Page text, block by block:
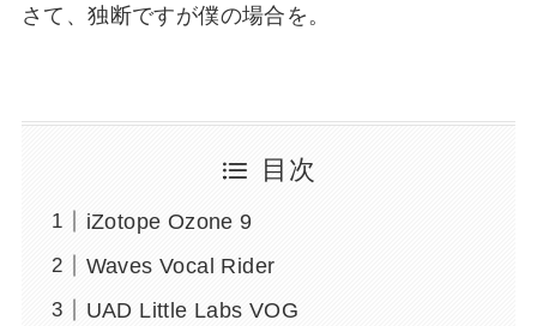
さて、独断ですが僕の場合を。
目次
iZotope Ozone 9
Waves Vocal Rider
UAD Little Labs VOG